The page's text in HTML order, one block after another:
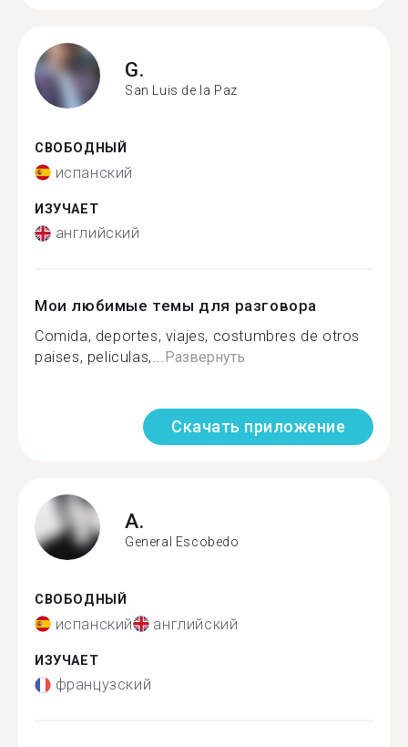
G.
San Luis de la Paz
СВОБОДНЫЙ
испанский
ИЗУЧАЕТ
английский
Мои любимые темы для разговора
Comida, deportes, viajes, costumbres de otros
paises, peliculas,...Развернуть
Скачать приложение
A.
General Escobedo
СВОБОДНЫЙ
испанский английский
ИЗУЧАЕТ
французский